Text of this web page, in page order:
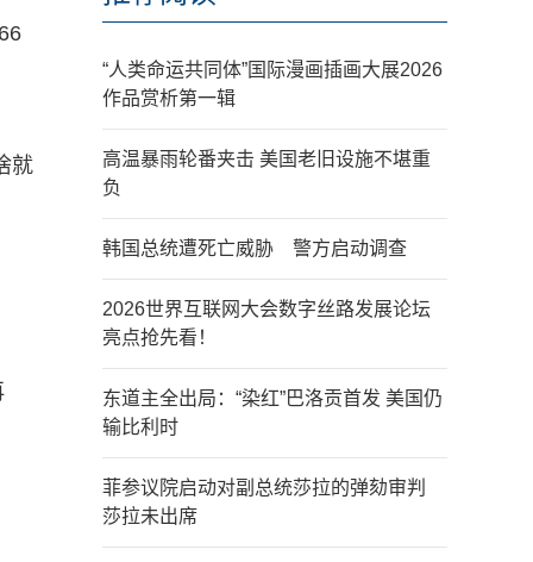
就
“人类命运共同体”国际漫画插画大展2026
作品赏析第一辑
高温暴雨轮番夹击 美国老旧设施不堪重
负
韩国总统遭死亡威胁 警方启动调查
2026世界互联网大会数字丝路发展论坛
亮点抢先看！
东道主全出局：“染红”巴洛贡首发 美国仍
输比利时
菲参议院启动对副总统莎拉的弹劾审判
莎拉未出席